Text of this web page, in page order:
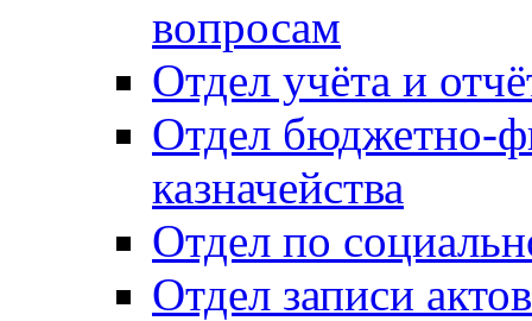
вопросам
Отдел учёта и
Отдел бюджетно-
казначейства
Отдел по
Отдел записи